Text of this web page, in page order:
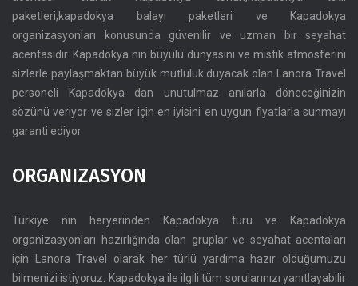
paketleri,kapadokya balayı paketleri ve Kapadokya
organizasyonları konusunda güvenilir ve uzman bir seyahat
acentasıdır. Kapadokya nın büyülü dünyasını ve mistik atmosferini
sizlerle paylaşmaktan büyük mutluluk duyacak olan Lanora Travel
personeli Kapadokya dan unutulmaz anılarla döneceğinizin
sözünü veriyor ve sizler için en iyisini en uygun fiyatlarla sunmayı
garanti ediyor.
ORGANIZASYON
Türkiye nin heryerinden Kapadokya turu ve Kapadokya
organizasyonları hazırlığında olan gruplar ve seyahat acentaları
için Lanora Travel olarak her türlü yardıma hazır olduğumuzu
bilmenizi istiyoruz. Kapadokya ile ilgili tüm sorularınızı yanıtlayabilir